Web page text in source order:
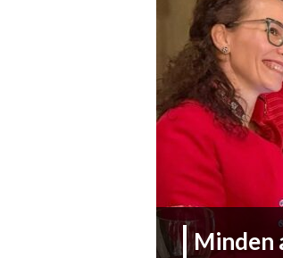
Minden